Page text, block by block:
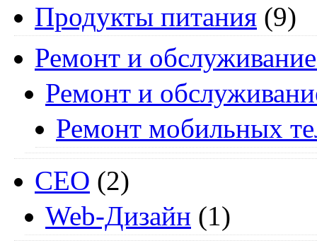
Продукты питания (9)
Ремонт и
Ремонт и
Ремонт мобильных
СЕО (2)
Web-Дизайн (1)